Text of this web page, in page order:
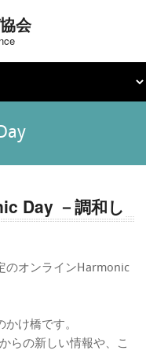
会
Day －調和し
のオンラインHarmonic
け橋です。
らの新しい情報や、こ